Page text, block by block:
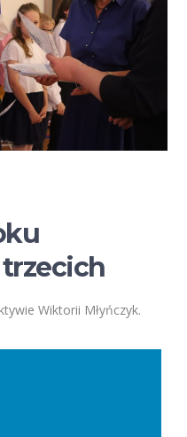
Wiktorii Młyńczyk.